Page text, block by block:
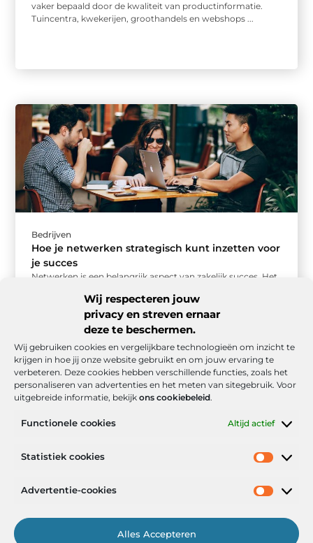
Wij respecteren jouw
privacy en streven ernaar
deze te beschermen.
Wij gebruiken cookies en vergelijkbare technologieën om inzicht te
krijgen in hoe jij onze website gebruikt en om jouw ervaring te
verbeteren. Deze cookies hebben verschillende functies, zoals het
personaliseren van advertenties en het meten van sitegebruik. Voor
uitgebreide informatie, bekijk ons cookiebeleid.
Functionele cookies Altijd actief
Statistiek cookies
Advertentie-cookies
Alles Accepteren
vaker bepaald door de kwaliteit van productinformatie.
Tuincentra, kwekerijen, groothandels en webshops ...
Bedrijven
Hoe je netwerken strategisch kunt inzetten voor
je succes
Netwerken is een belangrijk aspect van zakelijk succes. Het
visitekaartjes; het draait om ...
Onze informatie